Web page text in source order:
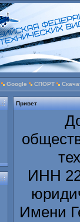
Google СПОРТ
Привет
ИНН
Имени